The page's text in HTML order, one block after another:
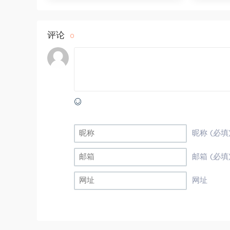
评论 0
昵称 (必填
邮箱 (必填
网址